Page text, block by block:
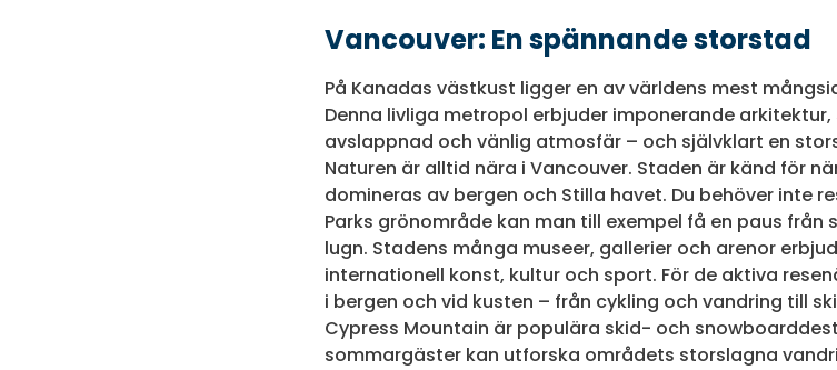
Vancouver: En spännande storstad
På Kanadas västkust ligger en av världens mest
Denna livliga metropol erbjuder imponerande
avslappnad och vänlig atmosfär – och självklart en
Naturen är alltid nära i Vancouver. Staden är känd för
domineras av bergen och Stilla havet. Du behöver inte
Parks grönområde kan man till exempel få en paus
lugn. Stadens många museer, gallerier och arenor
internationell konst, kultur och sport. För de aktiva
i bergen och vid kusten – från cykling och vandring till
Cypress Mountain är populära skid- och
sommargäster kan utforska områdets storslagna